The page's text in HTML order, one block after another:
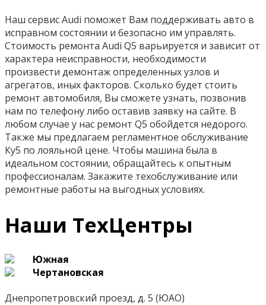
Наш сервис Audi поможет Вам поддерживать авто в
исправном состоянии и безопасно им управлять.
Стоимость ремонта Audi Q5 варьируется и зависит от
характера неисправности, необходимости
произвести демонтаж определенных узлов и
агрегатов, иных факторов. Сколько будет стоить
ремонт автомобиля, Вы сможете узнать, позвонив
нам по телефону либо оставив заявку на сайте. В
любом случае у нас ремонт Q5 обойдется недорого.
Также мы предлагаем регламентное обслуживание
Ку5 по лояльной цене. Чтобы машина была в
идеальном состоянии, обращайтесь к опытным
профессионалам. Закажите техобслуживание или
ремонтные работы на выгодных условиях.
Наши ТехЦентры
Южная
Чертановская
Днепропетровский проезд, д. 5 (ЮАО)